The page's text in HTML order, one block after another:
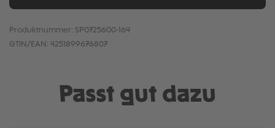
Produktnummer: SP0725600-164
GTIN/EAN: 4251899676807
Passt gut dazu